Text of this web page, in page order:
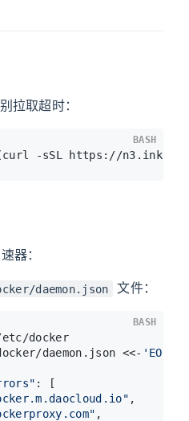
拉取超时：
-sSL https://n3.ink/
BASH
器：
daemon.json 文件：
docker
daemon.json <<- 'EOF'
: [
,
,
BASH